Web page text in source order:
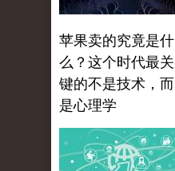
苹果卖的究竟是什
么？这个时代最关
键的不是技术，而
是心理学